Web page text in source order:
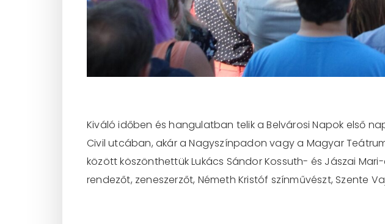
Kiváló időben és hangulatban telik a Belvárosi Napok első
Civil utcában, akár a Nagyszínpadon vagy a Magyar
között köszönthettük Lukács Sándor Kossuth- és Jászai
rendezőt, zeneszerzőt, Németh Kristóf színművészt, Szente